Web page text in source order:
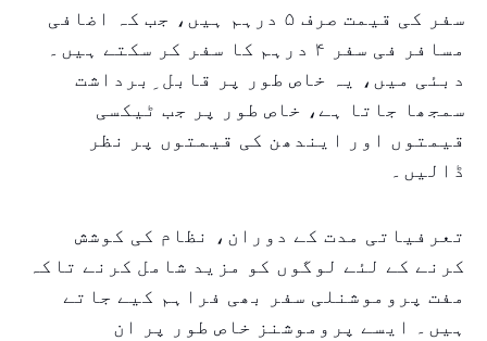
سفر کی قیمت صرف ۵ درہم ہیں، جب کہ اضافی
مسافر فی سفر ۴ درہم کا سفر کر سکتے ہیں۔
دبئی میں، یہ خاص طور پر قابل ِبرداشت
سمجھا جاتا ہے، خاص طور پر جب ٹیکسی
قیمتوں اور ایندھن کی قیمتوں پر نظر
ڈالیں۔
تعرفیاتی مدت کے دوران، نظام کی کوشش
کرنے کے لئے لوگوں کو مزید شامل کرنے تاکہ
مفت پروموشنلی سفر بھی فراہم کیے جاتے
ہیں۔ ایسے پروموشنز خاص طور پر ان